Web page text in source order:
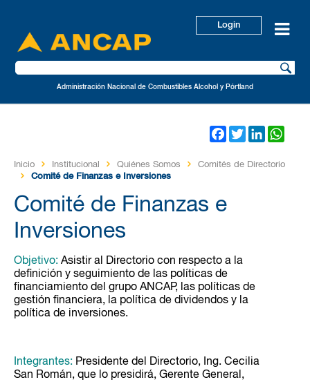
Administración Nacional de Combustibles Alcohol y Pórtland
Login
Facebook
TwitterLinkedIn
Inicio Institucional Quiénes Somos
Comités de Directorio
Comité de Finanzas e Inversiones
Comité de Finanzas e
Inversiones
Objetivo: Asistir al Directorio con respecto a la
definición y seguimiento de las políticas de
financiamiento del grupo ANCAP, las políticas de
gestión financiera, la política de dividendos y la
política de inversiones.
Integrantes: Presidente del Directorio, Ing. Cecilia
San Román, que lo presidirá, Gerente General,